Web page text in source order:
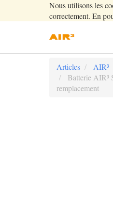
Nous utilisons les
correctement. En
Articles
AIR³
Batterie AIR³
remplacement